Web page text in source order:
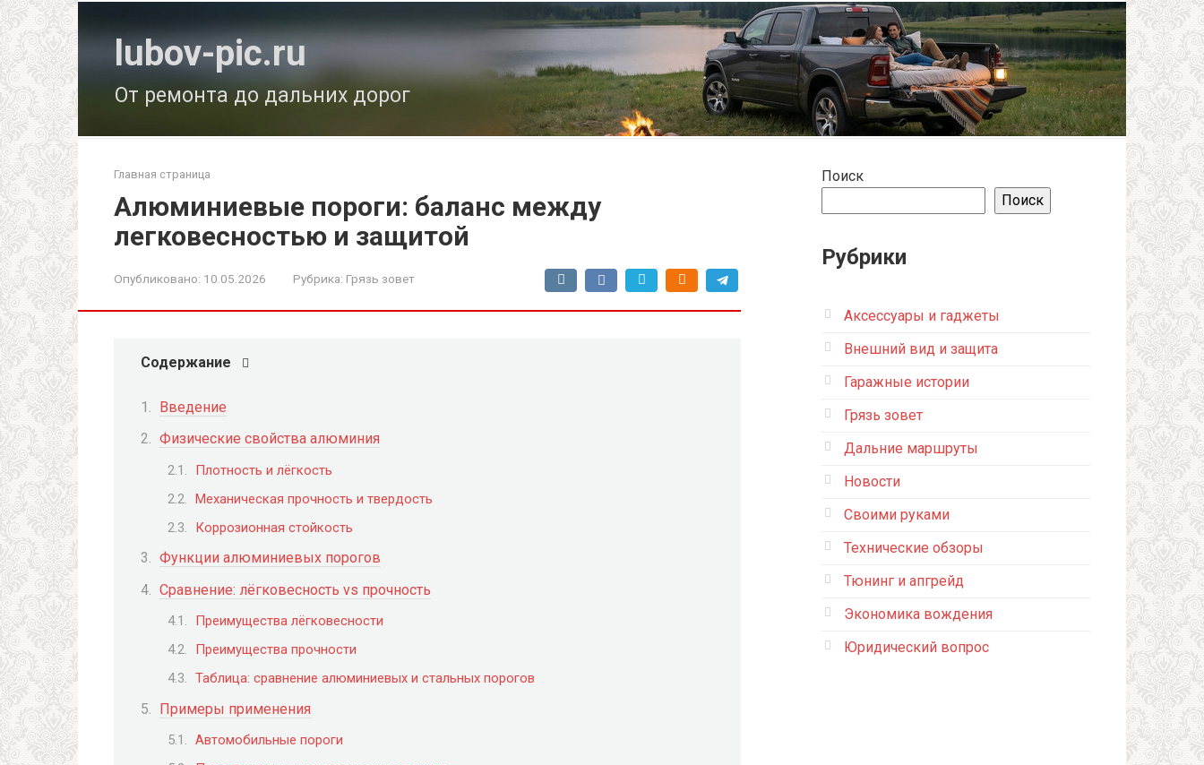
lubov-pic.ru
От ремонта до дальних дорог
Главная страница
Алюминиевые пороги: баланс между
легковесностью и защитой
Опубликовано: 10.05.2026 Рубрика: Грязь зовет
Содержание
Введение
Физические свойства алюминия
Плотность и лёгкость
Механическая прочность и твердость
Коррозионная стойкость
Функции алюминиевых порогов
Сравнение: лёгковесность vs прочность
Преимущества лёгковесности
Преимущества прочности
Таблица: сравнение алюминиевых и стальных порогов
Примеры применения
Автомобильные пороги
Поиск
Поиск
Рубрики
Аксессуары и гаджеты
Внешний вид и защита
Гаражные истории
Грязь зовет
Дальние маршруты
Новости
Своими руками
Технические обзоры
Тюнинг и апгрейд
Экономика вождения
Юридический вопрос